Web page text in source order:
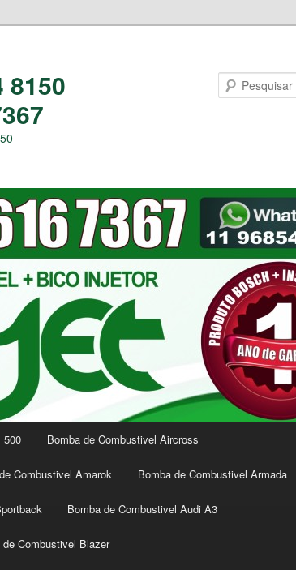
8150
500 Bomba de Combustivel Aircross
Combustivel Amarok Bomba de Combustivel Armada
Bomba de Combustivel Audi A3
de Combustivel Blazer